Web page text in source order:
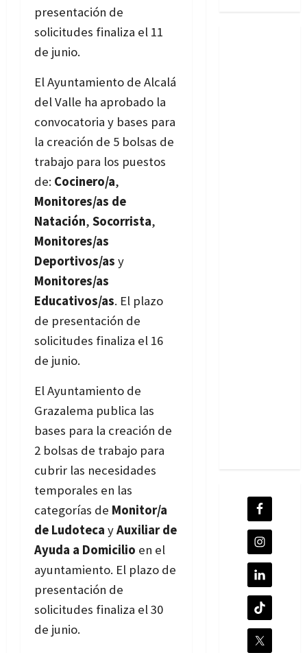
presentación de
solicitudes finaliza el 11
de junio.
El Ayuntamiento de Alcalá
del Valle ha aprobado la
convocatoria y bases para
la creación de 5 bolsas de
trabajo para los puestos
de: Cocinero/a,
Monitores/as de
Natación, Socorrista,
Monitores/as
Deportivos/as y
Monitores/as
Educativos/as. El plazo
de presentación de
solicitudes finaliza el 16
de junio.
El Ayuntamiento de
Grazalema publica las
bases para la creación de
2 bolsas de trabajo para
cubrir las necesidades
temporales en las
categorías de Monitor/a
de Ludoteca yAuxiliar de
Ayuda a Domicilio en el
ayuntamiento. El plazo de
presentación de
solicitudes finaliza el 30
de junio.